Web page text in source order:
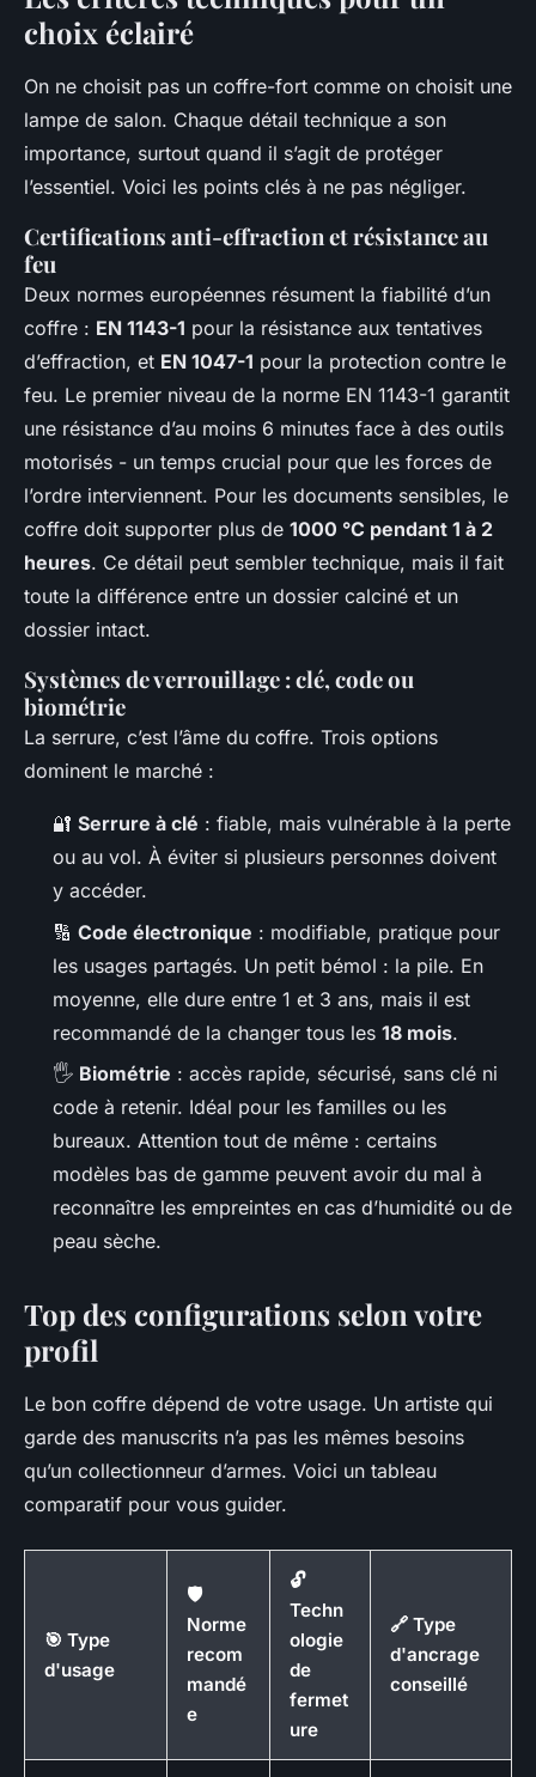
choix éclairé
On ne choisit pas un coffre-fort comme on choisit une
lampe de salon. Chaque détail technique a son
importance, surtout quand il s’agit de protéger
l’essentiel. Voici les points clés à ne pas négliger.
Certifications anti-effraction et résistance au
feu
Deux normes européennes résument la fiabilité d’un
coffre : EN 1143-1 pour la résistance aux tentatives
d’effraction, et EN 1047-1 pour la protection contre le
feu. Le premier niveau de la norme EN 1143-1 garantit
une résistance d’au moins 6 minutes face à des outils
motorisés - un temps crucial pour que les forces de
l’ordre interviennent. Pour les documents sensibles, le
coffre doit supporter plus de 1000 °C pendant 1 à 2
heures. Ce détail peut sembler technique, mais il fait
toute la différence entre un dossier calciné et un
dossier intact.
Systèmes de verrouillage : clé, code ou
biométrie
La serrure, c’est l’âme du coffre. Trois options
dominent le marché :
🔐 Serrure à clé : fiable, mais vulnérable à la perte
ou au vol. À éviter si plusieurs personnes doivent
y accéder.
🔢 Code électronique : modifiable, pratique pour
les usages partagés. Un petit bémol : la pile. En
moyenne, elle dure entre 1 et 3 ans, mais il est
recommandé de la changer tous les 18 mois.
🖐️ Biométrie : accès rapide, sécurisé, sans clé ni
code à retenir. Idéal pour les familles ou les
bureaux. Attention tout de même : certains
modèles bas de gamme peuvent avoir du mal à
reconnaître les empreintes en cas d’humidité ou de
peau sèche.
Top des configurations selon votre
profil
Le bon coffre dépend de votre usage. Un artiste qui
garde des manuscrits n’a pas les mêmes besoins
qu’un collectionneur d’armes. Voici un tableau
comparatif pour vous guider.
🎯 Type
d'usage
🛡️
Norme
recom
mandé
e
🔓
Techn
ologie
de
fermet
ure
🔗 Type
d'ancrage
conseillé